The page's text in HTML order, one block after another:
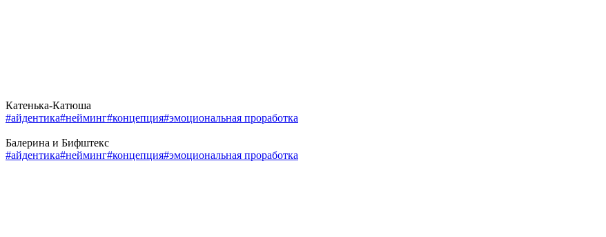
Катенька-Катюша
#айдентика#нейминг#концепция#эмоциональная проработка
Балерина и Бифштекс
#айдентика#нейминг#концепция#эмоциональная проработка